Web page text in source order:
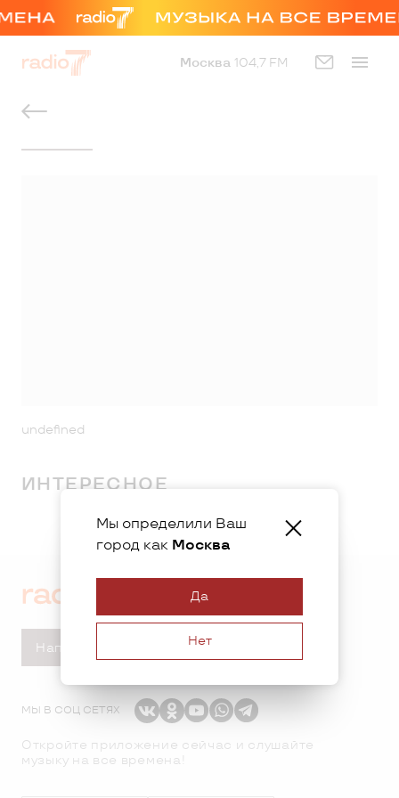
Москва 104,7 FM
Мы определили Ваш
город как Москва
Да
Нет
undefined
ИНТЕРЕСНОЕ
Написать в студию
МЫ В СОЦ СЕТЯХ
Откройте приложение сейчас и слушайте
музыку на все времена!